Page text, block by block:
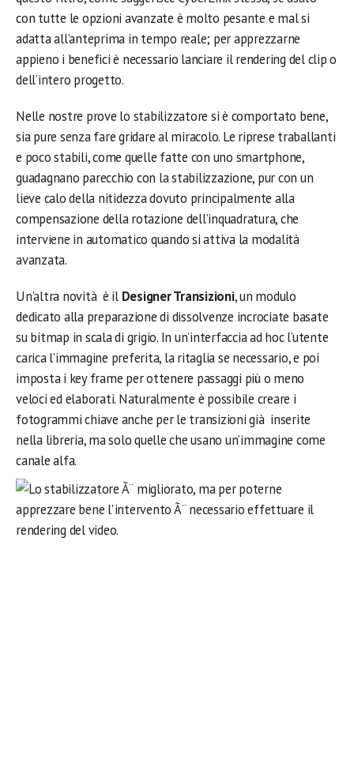
con tutte le opzioni avanzate è molto pesante e mal si
adatta all’anteprima in tempo reale; per apprezzarne
appieno i benefici è necessario lanciare il rendering del clip o
dell’intero progetto.
Nelle nostre prove lo stabilizzatore si è comportato bene,
sia pure senza fare gridare al miracolo. Le riprese traballanti
e poco stabili, come quelle fatte con uno smartphone,
guadagnano parecchio con la stabilizzazione, pur con un
lieve calo della nitidezza dovuto principalmente alla
compensazione della rotazione dell’inquadratura, che
interviene in automatico quando si attiva la modalità
avanzata.
Un’altra novità è il Designer Transizioni, un modulo
dedicato alla preparazione di dissolvenze incrociate basate
su bitmap in scala di grigio. In un’interfaccia ad hoc l’utente
carica l’immagine preferita, la ritaglia se necessario, e poi
imposta i key frame per ottenere passaggi più o meno
veloci ed elaborati. Naturalmente è possibile creare i
fotogrammi chiave anche per le transizioni già inserite
nella libreria, ma solo quelle che usano un’immagine come
canale alfa.